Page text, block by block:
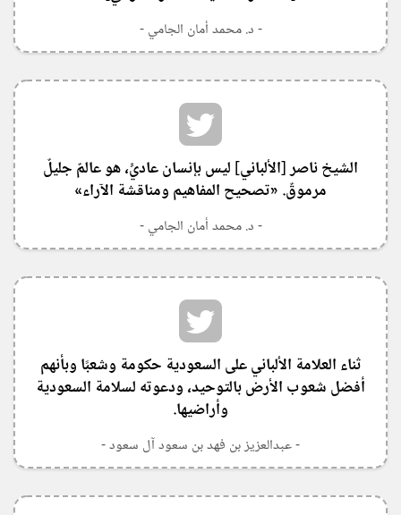
- د. محمد أمان الجامي -
الشيخ ناصر [الألباني] ليس بإنسان عاديٍّ، هو عالمٌ جليلٌ
مرموقٌ. «تصحيح المفاهيم ومناقشة الآراء»
- د. محمد أمان الجامي -
‏ثناء العلامة الألباني على السعودية حكومة وشعبًا وبأنهم
أفضل شعوب الأرض بالتوحيد، ودعوته لسلامة السعودية
وأراضيها.
- عبدالعزيز بن فهد بن سعود آل سعود -